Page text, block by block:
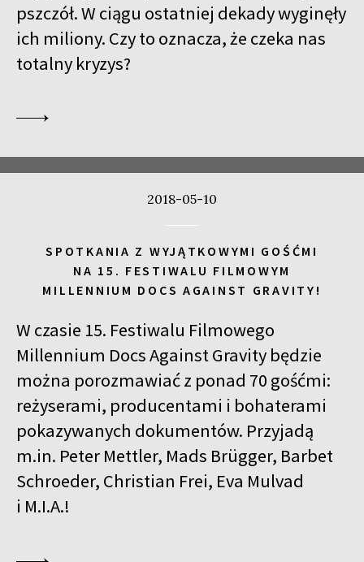
pszczół. W ciągu ostatniej dekady wyginęły
ich miliony. Czy to oznacza, że czeka nas
totalny kryzys?
2018-05-10
SPOTKANIA Z WYJĄTKOWYMI GOŚĆMI
NA 15. FESTIWALU FILMOWYM
MILLENNIUM DOCS AGAINST GRAVITY!
W czasie 15. Festiwalu Filmowego
Millennium Docs Against Gravity będzie
można porozmawiać z ponad 70 gośćmi:
reżyserami, producentami i bohaterami
pokazywanych dokumentów. Przyjadą
m.in. Peter Mettler, Mads Brügger, Barbet
Schroeder, Christian Frei, Eva Mulvad
i M.I.A.!